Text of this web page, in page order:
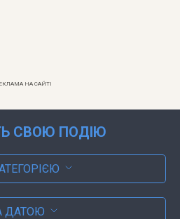
НА САЙТІ
СВОЮ ПОДІЮ
ДАТОЮ